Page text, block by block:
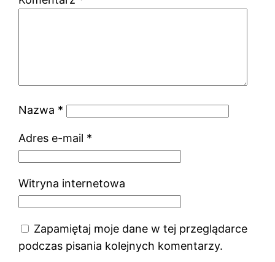
Nazwa *
Adres e-mail *
Witryna internetowa
Zapamiętaj moje dane w tej przeglądarce
podczas pisania kolejnych komentarzy.